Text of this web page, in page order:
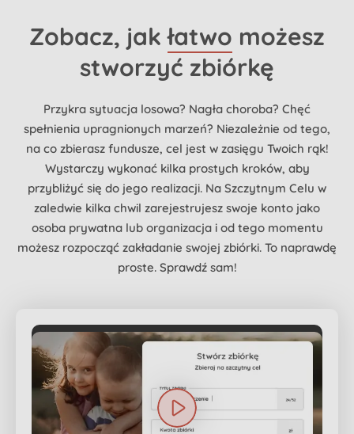
Zobacz, jakłatwo możesz
stworzyć zbiórkę
Przykra sytuacja losowa? Nagła choroba? Chęć
spełnienia upragnionych marzeń? Niezależnie od tego,
na co zbierasz fundusze, cel jest w zasięgu Twoich rąk!
Wystarczy wykonać kilka prostych kroków, aby
przybliżyć się do jego realizacji. Na Szczytnym Celu w
zaledwie kilka chwil zarejestrujesz swoje konto jako
osoba prywatna lub organizacja i od tego momentu
możesz rozpocząć zakładanie swojej zbiórki. To naprawdę
proste. Sprawdź sam!